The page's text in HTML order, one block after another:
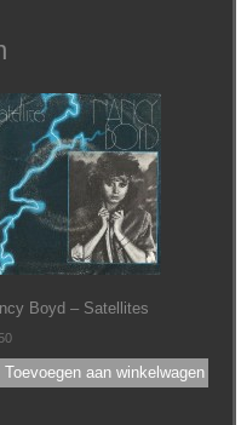
Boyd ‎– Satellites
Toevoegen aan winkelwagen